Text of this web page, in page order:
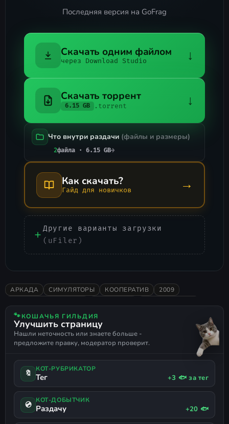
Последняя версия на GoFrag
Скачать одним файлом
через Download Studio ↓
Скачать торрент
6.15 GB .torrent ↓
Что внутри раздачи (файлы и размеры)
2файла · 6.15 GB→
Как скачать?
Гайд для новичков →
Другие варианты загрузки
(uFiler)
АРКАДА СИМУЛЯТОРЫ КООПЕРАТИВ
2009
🐾КОШАЧЬЯ ГИЛЬДИЯ
Улучшить страницу
Нашли неточность или знаете больше -
предложите правку, модератор проверит.
🔖 КОТ-РУБРИКАТОР
Тег +3 🐟 за тег
💿 КОТ-ДОБЫТЧИК
Раздачу +20 🐟